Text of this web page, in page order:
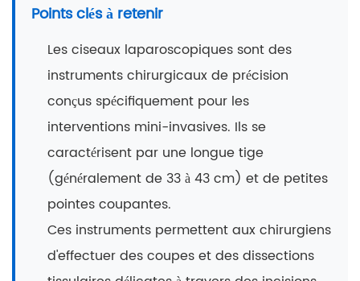
Points clés à retenir
Les ciseaux laparoscopiques sont des
instruments chirurgicaux de précision
conçus spécifiquement pour les
interventions mini-invasives. Ils se
caractérisent par une longue tige
(généralement de 33 à 43 cm) et de petites
pointes coupantes.
Ces instruments permettent aux chirurgiens
d'effectuer des coupes et des dissections